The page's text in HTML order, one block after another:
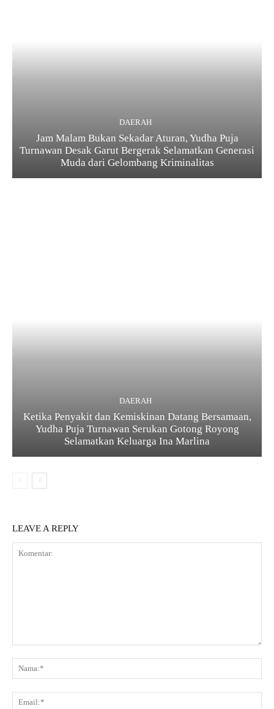
DAERAH
Jam Malam Bukan Sekadar Aturan, Yudha Puja
Turnawan Desak Garut Bergerak Selamatkan Generasi
Muda dari Gelombang Kriminalitas
DAERAH
Ketika Penyakit dan Kemiskinan Datang Bersamaan,
Yudha Puja Turnawan Serukan Gotong Royong
Selamatkan Keluarga Ina Marlina
LEAVE A REPLY